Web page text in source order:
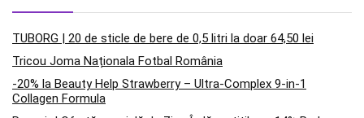
TUBORG | 20 de sticle de bere de 0,5 litri la doar 64,50 lei
Tricou Joma Naționala Fotbal România
-20% la Beauty Help Strawberry – Ultra-Complex 9-in-1
Collagen Formula